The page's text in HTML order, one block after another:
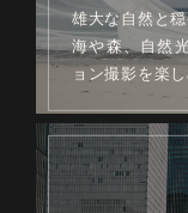
雄大な自然と
海や森、自然
ョン撮影を楽